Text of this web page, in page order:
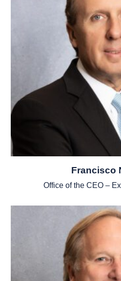
Francisco
Office of the CEO –